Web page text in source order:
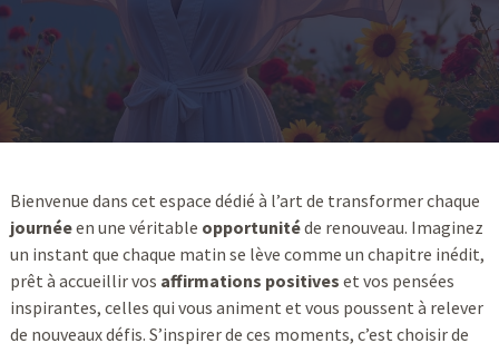
Bienvenue dans cet espace dédié à l’art de transformer chaque
journéeen une véritable opportunitéde renouveau. Imaginez
un instant que chaque matin se lève comme un chapitre inédit,
prêt à accueillir vos affirmations positives et vos pensées
inspirantes, celles qui vous animent et vous poussent à relever
de nouveaux défis. S’inspirer de ces moments, c’est choisir de